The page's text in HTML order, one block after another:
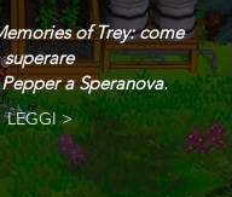
of Trey: come
superare
a Speranova.
LEGGI >